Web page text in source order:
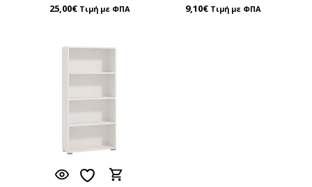
25,00€ Τιμή με ΦΠΑ 9,10€ Τιμή με ΦΠΑ